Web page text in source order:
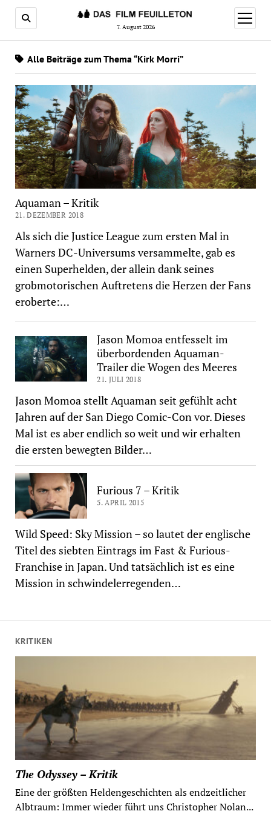
7. August 2026
Menü
öffnen
KRITIKEN
The Odyssey – Kritik
Eine der größten Heldengeschichten als endzeitlicher
Albtraum: Immer wieder führt uns Christopher Nolan...
Alle Beiträge zum Thema “Kirk Morri”
Aquaman – Kritik
21. DEZEMBER 2018
Als sich die Justice League zum ersten Mal in
Warners DC-Universums versammelte, gab es
einen Superhelden, der allein dank seines
grobmotorischen Auftretens die Herzen der Fans
eroberte:…
Jason Momoa entfesselt im
überbordenden Aquaman-
Trailer die Wogen des Meeres
21. JULI 2018
Jason Momoa stellt Aquaman seit gefühlt acht
Jahren auf der San Diego Comic-Con vor. Dieses
Mal ist es aber endlich so weit und wir erhalten
die ersten bewegten Bilder…
Furious 7 – Kritik
5. APRIL 2015
Wild Speed: Sky Mission – so lautet der englische
Titel des siebten Eintrags im Fast & Furious-
Franchise in Japan. Und tatsächlich ist es eine
Mission in schwindelerregenden…